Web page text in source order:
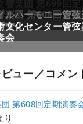
ュー／コメン
第608回定期演奏
り